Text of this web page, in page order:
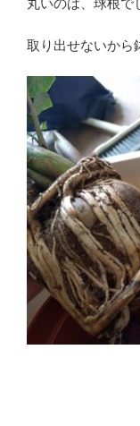
丸いのは、球根で
取り出せないから